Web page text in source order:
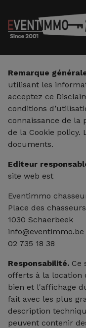
Remarque
utilisant les
acceptez ce
conditions
connaissance de la
de la Cookie policy.
documents.
Editeur
site web est
Eventimmo
Place des
1030 Schaerbeek
info@eventimmo.be
02 735 18 38
Responsabilité. Ce
offerts à la location
bien et l'affichage
fait avec les plus
description
peuvent contenir